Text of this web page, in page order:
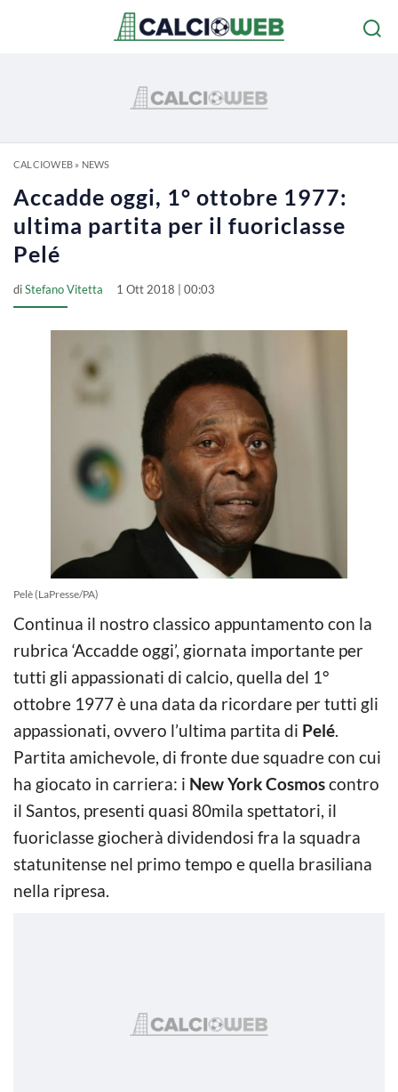
CALCIOWEB» NEWS
Accadde oggi, 1° ottobre 1977:
ultima partita per il fuoriclasse
Pelé
diStefano Vitetta 1 Ott 2018 | 00:03
Pelè (LaPresse/PA)
Continua il nostro classico appuntamento con la
rubrica ‘Accadde oggi’, giornata importante per
tutti gli appassionati di calcio, quella del 1°
ottobre 1977 è una data da ricordare per tutti gli
appassionati, ovvero l’ultima partita di Pelé.
Partita amichevole, di fronte due squadre con cui
ha giocato in carriera: i New York Cosmoscontro
il Santos, presenti quasi 80mila spettatori, il
fuoriclasse giocherà dividendosi fra la squadra
statunitense nel primo tempo e quella brasiliana
nella ripresa.